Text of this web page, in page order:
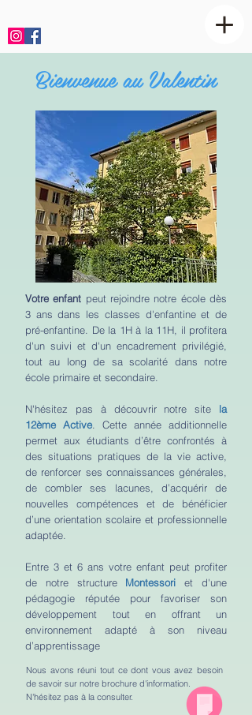
Bienvenue au Valentin
Votre enfant peut rejoindre notre école dès
3 ans dans les classes d'enfantine et de
pré-enfantine. De la 1H à la 11H, il profitera
d'un suivi et d'un encadrement privilégié,
tout au long de sa scolarité dans notre
école primaire et secondaire.
N'hésitez pas à découvrir notre site la
12ème Active . Cette année additionnelle
permet aux étudiants d’être confrontés à
des situations pratiques de la vie active,
de renforcer ses connaissances générales,
de combler ses lacunes, d’acquérir de
nouvelles compétences et de bénéficier
d’une orientation scolaire et professionnelle
adaptée.
Entre 3 et 6 ans votre enfant peut profiter
de notre structure Montessori et d'une
pédagogie réputée pour favoriser son
développement tout en offrant un
environnement adapté à son niveau
d’apprentissage
Nous avons réuni tout ce dont vous avez besoin
de savoir sur notre brochure d'information.
N'hésitez pas à la consulter.